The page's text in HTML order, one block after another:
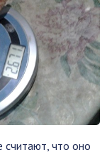
считают, что оно